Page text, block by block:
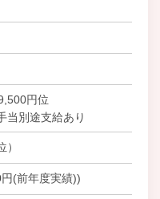
円位
当別途支給あり
(前年度実績))